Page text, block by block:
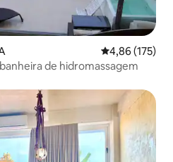
4,86 de uma
4,86 (175)
de hidromassagem